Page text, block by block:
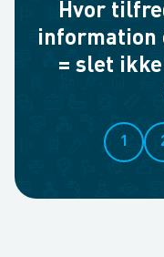
Hvor
information
= slet
1